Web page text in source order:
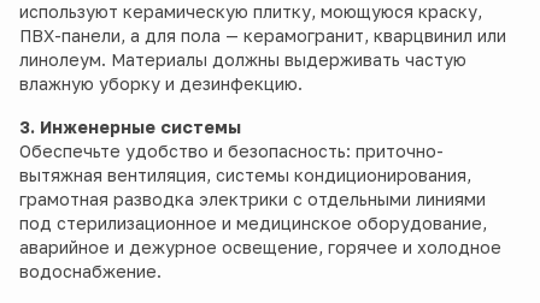
используют керамическую плитку, моющуюся краску,
ПВХ-панели, а для пола — керамогранит, кварцвинил или
линолеум. Материалы должны выдерживать частую
влажную уборку и дезинфекцию.
3. Инженерные системы
Обеспечьте удобство и безопасность: приточно-
вытяжная вентиляция, системы кондиционирования,
грамотная разводка электрики с отдельными линиями
под стерилизационное и медицинское оборудование,
аварийное и дежурное освещение, горячее и холодное
водоснабжение.